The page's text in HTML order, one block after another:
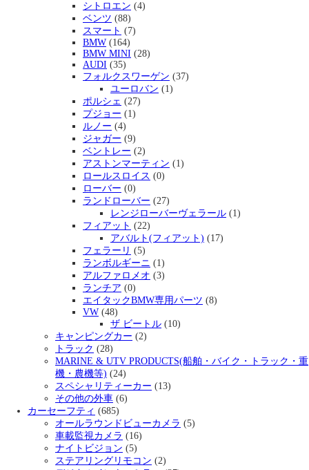
シトロエン (4)
ベンツ (88)
スマート (7)
BMW (164)
BMW MINI (28)
AUDI (35)
フォルクスワーゲン (37)
ユーロバン (1)
ポルシェ (27)
プジョー (1)
ルノー (4)
ジャガー (9)
ベントレー (2)
アストンマーティン (1)
ロールスロイス (0)
ローバー (0)
ランドローバー (27)
レンジローバーヴェラール (1)
フィアット (22)
アバルト(フィアット) (17)
フェラーリ (5)
ランボルギーニ (1)
アルファロメオ (3)
ランチア (0)
エイタックBMW専用パーツ (8)
VW (48)
ザ ビートル (10)
キャンピングカー (2)
トラック (28)
MARINE & UTV PRODUCTS(船舶・バイク・トラック・重
機・農機等) (24)
スペシャリティーカー (13)
その他の外車 (6)
カーセーフティ (685)
オールラウンドビューカメラ (5)
車載監視カメラ (16)
ナイトビジョン (5)
ステアリングリモコン (2)